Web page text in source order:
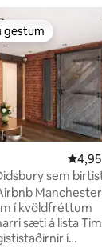
hjá gestum
gestum
4,95
sem
í kvöldfréttum
í